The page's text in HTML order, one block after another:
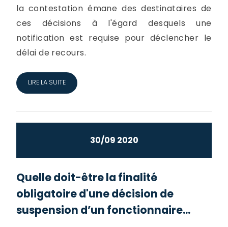
la contestation émane des destinataires de
ces décisions à l'égard desquels une
notification est requise pour déclencher le
délai de recours.
LIRE LA SUITE
30/09 2020
Quelle doit-être la finalité
obligatoire d'une décision de
suspension d’un fonctionnaire...